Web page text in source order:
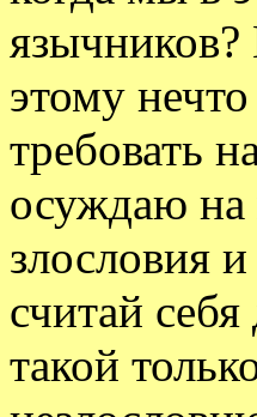
этому
требовать
осуждаю на
злословия
считай
такой